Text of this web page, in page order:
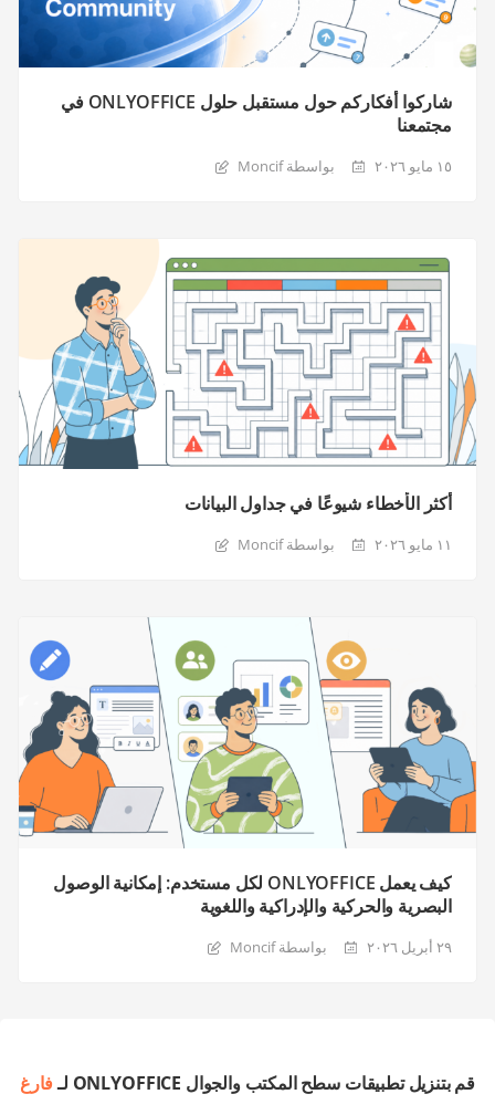
شاركوا أفكاركم حول مستقبل حلول ONLYOFFICE في
مجتمعنا
١٥ مايو ٢٠٢٦ بواسطة Moncif
أكثر الأخطاء شيوعًا في جداول البيانات
١١ مايو ٢٠٢٦ بواسطة Moncif
كيف يعمل ONLYOFFICE لكل مستخدم: إمكانية الوصول
البصرية والحركية والإدراكية واللغوية
٢٩ أبريل ٢٠٢٦ بواسطة Moncif
قم بتنزيل تطبيقات سطح المكتب والجوال ONLYOFFICE لـ فارغ